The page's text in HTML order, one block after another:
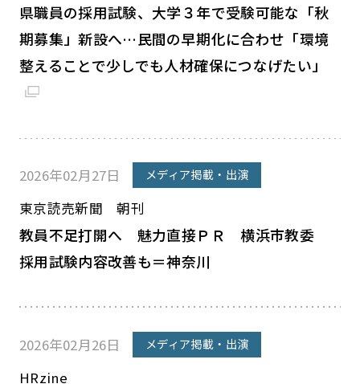
県職員の採用試験、大学３年で受験可能な「秋
期募集」新設へ…民間の早期化に合わせ「環境
整えることで少しでも人材確保につなげたい」
2026年02月27日 メディア掲載・出演
東京読売新聞 朝刊
教員不足打開へ 魅力直接ＰＲ 横浜市教委
採用試験内容改善も＝神奈川
2026年02月26日 メディア掲載・出演
HRzine